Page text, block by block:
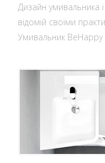
Дизайн умивальника
відомій своїми
Умивальник BeHappy